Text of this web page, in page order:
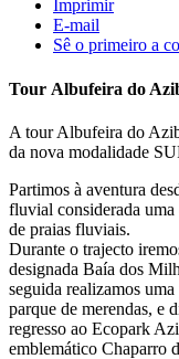
Imprimir
E-mail
Sê o primeiro a
Tour Albufeira do
A tour Albufeira do
da nova modalidade
Partimos à aventura
fluvial considerada uma
de praias fluviais.
Durante o trajecto
designada Baía dos
seguida realizamos
parque de merendas, e
regresso ao Ecopark
emblemático Chaparro